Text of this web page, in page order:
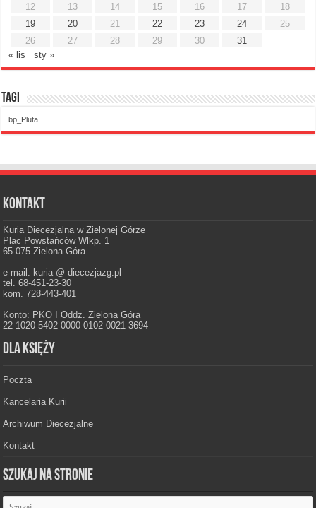
12
13 14 15 16 17
18
19
20 21 22 23 24
25
26
27 28 29 30
31
« lis
sty »
Tagi
bp_Pluta
Kontakt
Kuria Diecezjalna w Zielonej Górze
Plac Powstańców Wlkp. 1
65-075 Zielona Góra
e-mail: kuria @ diecezjazg.pl
tel. 68-451-23-30
kom. 728-443-401
Konto: PKO I Oddz. Zielona Góra
22 1020 5402 0000 0102 0021 3694
Dla księży
Poczta
Kancelaria Kurii
Archiwum Diecezjalne
Kontakt
Szukaj na stronie